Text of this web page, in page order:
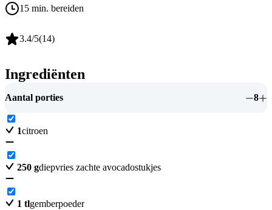
15 min. bereiden
3.4/5(14)
Ingrediënten
Aantal porties 8
1citroen
250 gdiepvries zachte avocadostukjes
1 tlgemberpoeder